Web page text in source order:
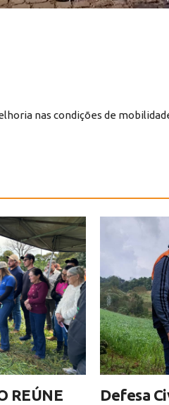
nas condições de
REÚNE
Defesa